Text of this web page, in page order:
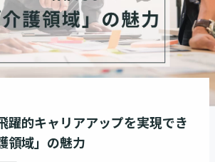
躍的キャリアアップを実現でき
領域」の魅力